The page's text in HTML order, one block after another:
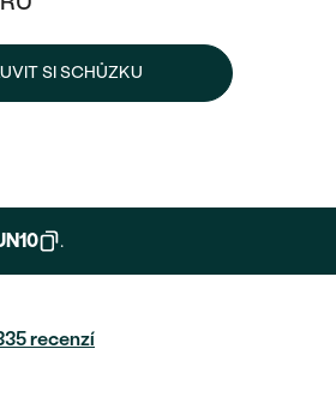
SETY
POMÁHAJÍ
SI SCHŮZKU
Kč
doručíme do 3 - 4 týdnů.
.
recenzí